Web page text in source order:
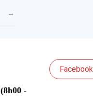
→
(8h00 -
Facebook